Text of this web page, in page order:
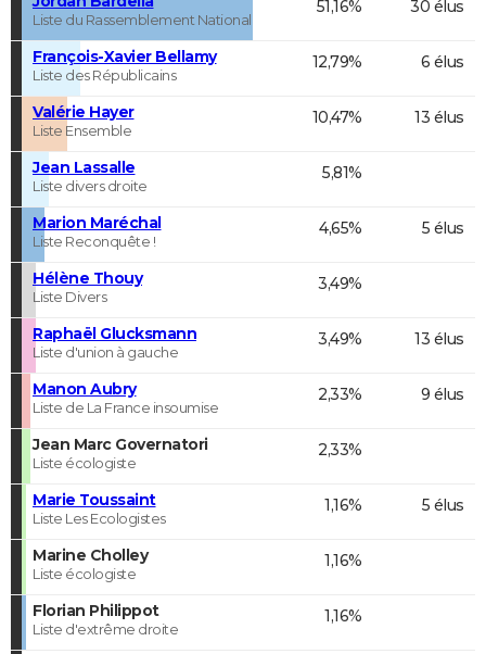
Liste du Rassemblement National
51,16% 30 élus
François-Xavier Bellamy
Liste des Républicains
12,79% 6 élus
Valérie Hayer
Liste Ensemble
10,47% 13 élus
Jean Lassalle
Liste divers droite
5,81%
Marion Maréchal
Liste Reconquête !
4,65% 5 élus
Hélène Thouy
Liste Divers
3,49%
Raphaël Glucksmann
Liste d'union à gauche
3,49% 13 élus
Manon Aubry
Liste de La France insoumise
2,33% 9 élus
Jean Marc Governatori
Liste écologiste
2,33%
Marie Toussaint
Liste Les Ecologistes
1,16% 5 élus
Marine Cholley
Liste écologiste
1,16%
Florian Philippot
Liste d'extrême droite
1,16%